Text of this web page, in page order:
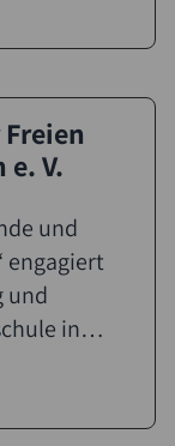
V.
und
engagiert
und
in